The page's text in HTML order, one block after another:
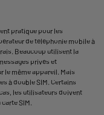
pratique pour les
de téléphonie mobile à
Beaucoup utilisent la
privés et
le même appareil. Mais
à double SIM. Certains
les utilisateurs doivent
SIM.